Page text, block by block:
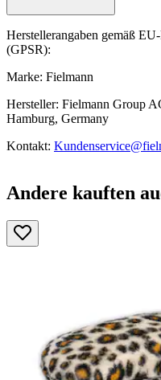
Herstellerangaben gemäß
(GPSR):
Marke: Fielmann
Hersteller: Fielmann Group
Hamburg, Germany
Kontakt:
Andere kauften